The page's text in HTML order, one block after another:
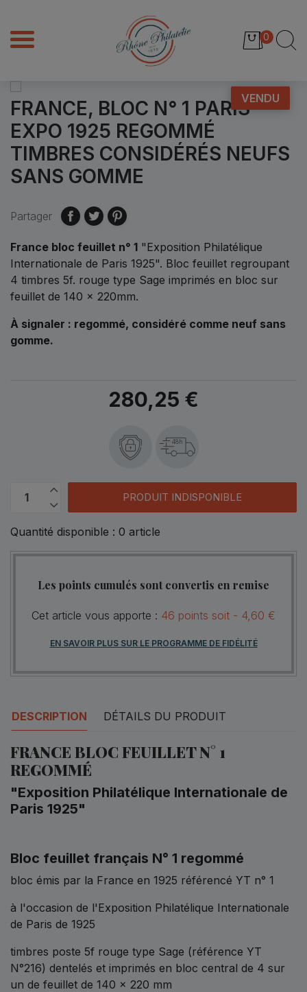
0
VENDU
FRANCE, BLOC N° 1 PARIS
EXPO 1925 REGOMMÉ
TIMBRES CONSIDÉRÉS NEUFS
SANS GOMME
Partager
France bloc feuillet n° 1 "Exposition Philatélique
Internationale de Paris 1925". Bloc feuillet regroupant
4 timbres 5f. rouge type Sage imprimés en bloc sur
feuillet de 140 x 220mm.
À signaler : regommé, considéré comme neuf sans
gomme.
280,25 €
48h
PRODUIT INDISPONIBLE
Quantité disponible : 0 article
Les points cumulés sont convertis en remise
Cet article vous apporte : 46 points soit - 4,60 €
EN SAVOIR PLUS SUR LE PROGRAMME DE FIDÉLITÉ
DESCRIPTION DÉTAILS DU PRODUIT
FRANCE BLOC FEUILLET N° 1
REGOMMÉ
"Exposition Philatélique Internationale de
Paris 1925"
Bloc feuillet français N° 1 regommé
bloc émis par la France en 1925 référencé YT n° 1
à l'occasion de l'Exposition Philatélique Internationale
de Paris de 1925
timbres poste 5f rouge type Sage (référence YT
N°216) dentelés et imprimés en bloc central de 4 sur
un de feuillet de 140 x 220 mm